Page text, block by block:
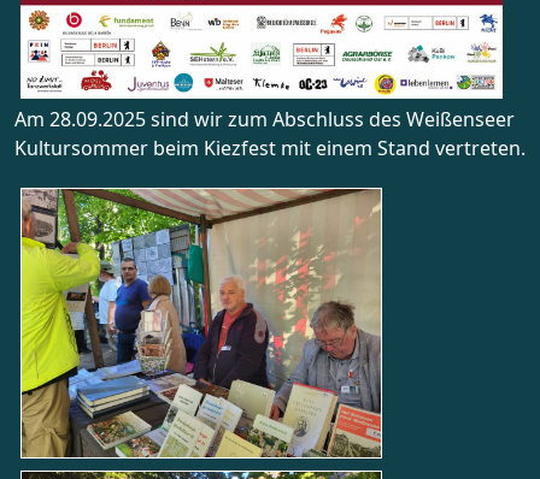
Am 28.09.2025 sind wir zum Abschluss des Weißenseer
Kultursommer beim Kiezfest mit einem Stand vertreten.